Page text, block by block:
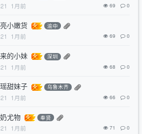
1月前 69 0
小嫩货 渝中
1月前 69 0
的小妹 深圳
1月前 68 0
甜妹子 乌鲁木齐
1月前 66 0
尤物 奉贤
1月前 71 0